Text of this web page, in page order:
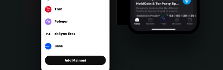
Português (Brasil)
Español (Argentina)